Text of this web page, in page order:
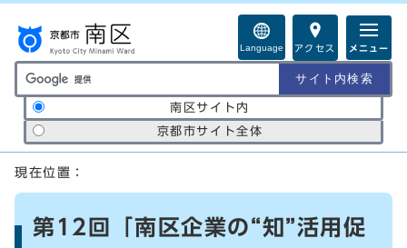
Language アクセス メニュー
サイト内検索の範囲
南区サイト内
京都市サイト全体
ここから本文です
現在位置：
第12回「南区企業の“知”活用促